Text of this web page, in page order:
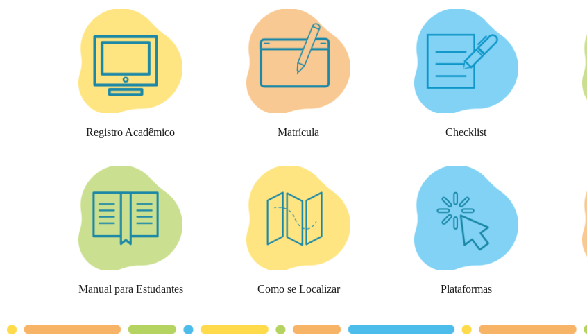
Registro Acadêmico Matrícula Checklist
Manual para Estudantes Como se Localizar Plataformas